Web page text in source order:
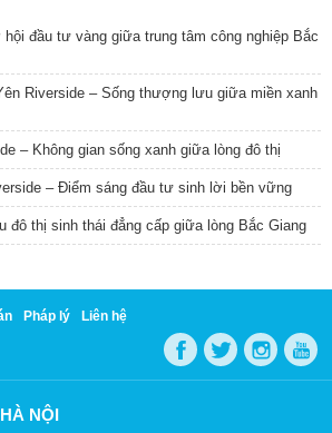
đầu tư vàng giữa trung tâm công nghiệp Bắc
Riverside – Sống thượng lưu giữa miền xanh
– Không gian sống xanh giữa lòng đô thị
– Điểm sáng đầu tư sinh lời bền vững
đô thị sinh thái đẳng cấp giữa lòng Bắc Giang
Pháp lý Liên hệ
NỘI